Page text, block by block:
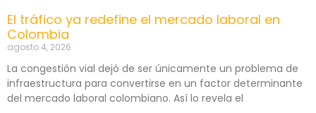
El tráfico ya redefine el mercado laboral en
Colombia
agosto 4, 2026
La congestión vial dejó de ser únicamente un problema de
infraestructura para convertirse en un factor determinante
del mercado laboral colombiano. Así lo revela el